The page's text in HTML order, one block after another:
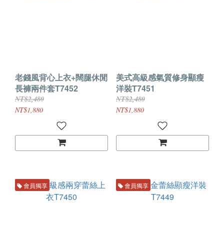
老錢風背心上衣+闊腿休閒
長褲兩件套T7452
NT$2,480
NT$1,880
美式高級感氣質修身顯瘦
洋裝T7451
NT$2,480
NT$1,880
會員獨享 會員獨享